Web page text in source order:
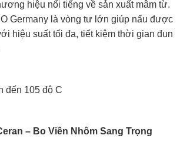
hiệu nổi tiếng về sản xuất mâm từ.
Germany là vòng tư lớn giúp nấu được
hiệu suất tối đa, tiết kiệm thời gian đun
đến 105 độ C
– Bo Viền Nhôm Sang Trọng